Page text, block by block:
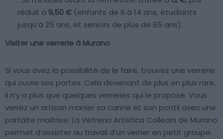
réduit à 9,50 € (enfants de 6 à 14 ans, étudiants
jusqu’à 25 ans, et seniors de plus de 65 ans).
Visiter une verrerie à Murano
Si vous avez la possibilité de le faire, trouvez une verrerie
qui ouvre ses portes. Cela devenant de plus en plus rare,
il n’y a plus que quelques verreries qui le propose. Vous
verrez un artisan manier sa canne et son pontil avec une
parfaite maîtrise. La Vetreria Artistica Colleoni de Murano
permet d’assister au travail d’un verrier en petit groupe.